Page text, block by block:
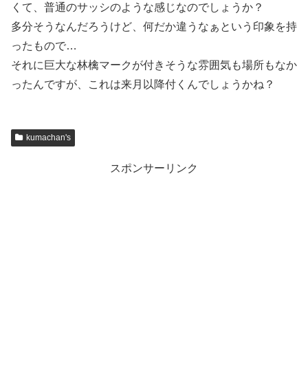
くて、普通のサッシのような感じなのでしょうか？
多分そうなんだろうけど、何だか違うなぁという印象を持
ったもので…
それに巨大な林檎マークが付きそうな雰囲気も場所もなか
ったんですが、これは来月以降付くんでしょうかね？
kumachan's
スポンサーリンク